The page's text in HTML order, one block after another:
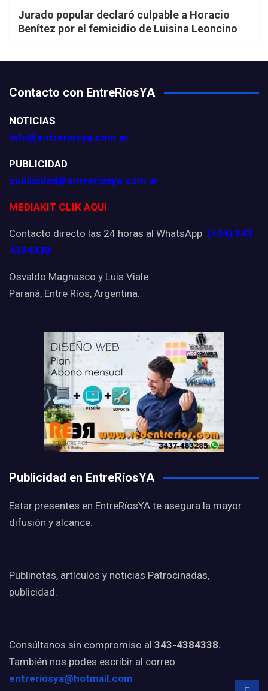
Jurado popular declaró culpable a Horacio
Benítez por el femicidio de Luisina Leoncino
Contacto con EntreRíosYA
NOTICIAS
info@entreriosya.com.ar
PUBLICIDAD
publicidad@entreriosya.com.ar
MEDIAKIT CLIK AQUI
Contacto directo las 24 horas al WhatsApp (+54) 343
4384338
Osvaldo Magnasco y Luis Viale.
Paraná, Entre Ríos, Argentina.
Publicidad en EntreRíosYA
Estar presentes en EntreRíosYA te asegura la mayor
difusión y alcance.
Publinotas, artículos y noticias Patrocinadas,
publicidad.
Consúltanos sin compromiso al 343-4384338.
También nos podes escribir al correo
entreriosya@hotmail.com